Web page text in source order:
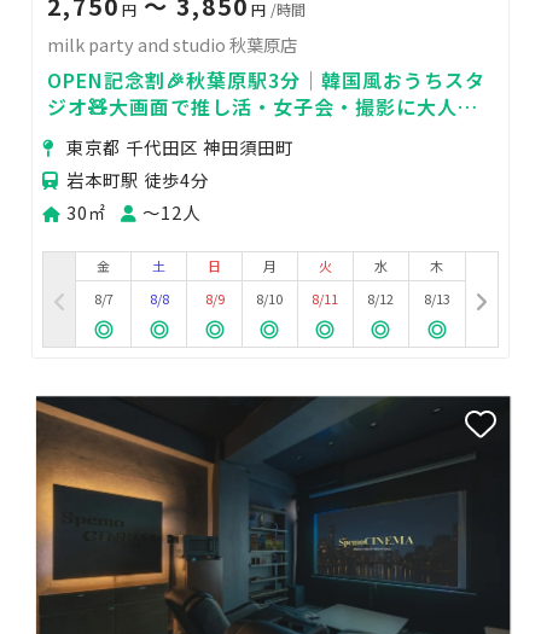
円 円 /時間
milk party and studio 秋葉原店
OPEN記念割🎉秋葉原駅3分｜韓国風おうちスタ
ジオ🧸大画面で推し活・女子会・撮影に大人気
📸おもちゃ完備でママ会にも🍼
東京都 千代田区 神田須田町
岩本町駅 徒歩4分
30㎡
〜12人
金
8/7
土
8/8
日
8/9
月
8/10
火
8/11
水
8/12
木
8/13